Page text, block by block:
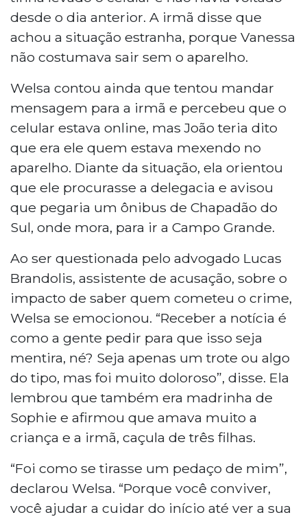
desde o dia anterior. A irmã disse que
achou a situação estranha, porque Vanessa
não costumava sair sem o aparelho.
Welsa contou ainda que tentou mandar
mensagem para a irmã e percebeu que o
celular estava online, mas João teria dito
que era ele quem estava mexendo no
aparelho. Diante da situação, ela orientou
que ele procurasse a delegacia e avisou
que pegaria um ônibus de Chapadão do
Sul, onde mora, para ir a Campo Grande.
Ao ser questionada pelo advogado Lucas
Brandolis, assistente de acusação, sobre o
impacto de saber quem cometeu o crime,
Welsa se emocionou. “Receber a notícia é
como a gente pedir para que isso seja
mentira, né? Seja apenas um trote ou algo
do tipo, mas foi muito doloroso”, disse. Ela
lembrou que também era madrinha de
Sophie e afirmou que amava muito a
criança e a irmã, caçula de três filhas.
“Foi como se tirasse um pedaço de mim”,
declarou Welsa. “Porque você conviver,
você ajudar a cuidar do início até ver a sua